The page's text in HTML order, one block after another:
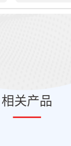
相关产品